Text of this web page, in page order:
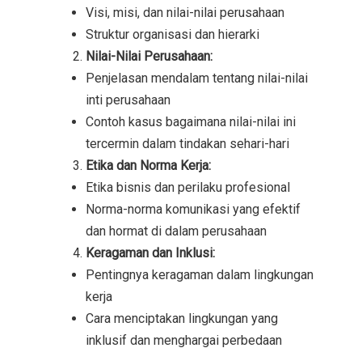
Visi, misi, dan nilai-nilai perusahaan
Struktur organisasi dan hierarki
Nilai-Nilai Perusahaan:
Penjelasan mendalam tentang nilai-nilai
inti perusahaan
Contoh kasus bagaimana nilai-nilai ini
tercermin dalam tindakan sehari-hari
Etika dan Norma Kerja:
Etika bisnis dan perilaku profesional
Norma-norma komunikasi yang efektif
dan hormat di dalam perusahaan
Keragaman dan Inklusi:
Pentingnya keragaman dalam lingkungan
kerja
Cara menciptakan lingkungan yang
inklusif dan menghargai perbedaan